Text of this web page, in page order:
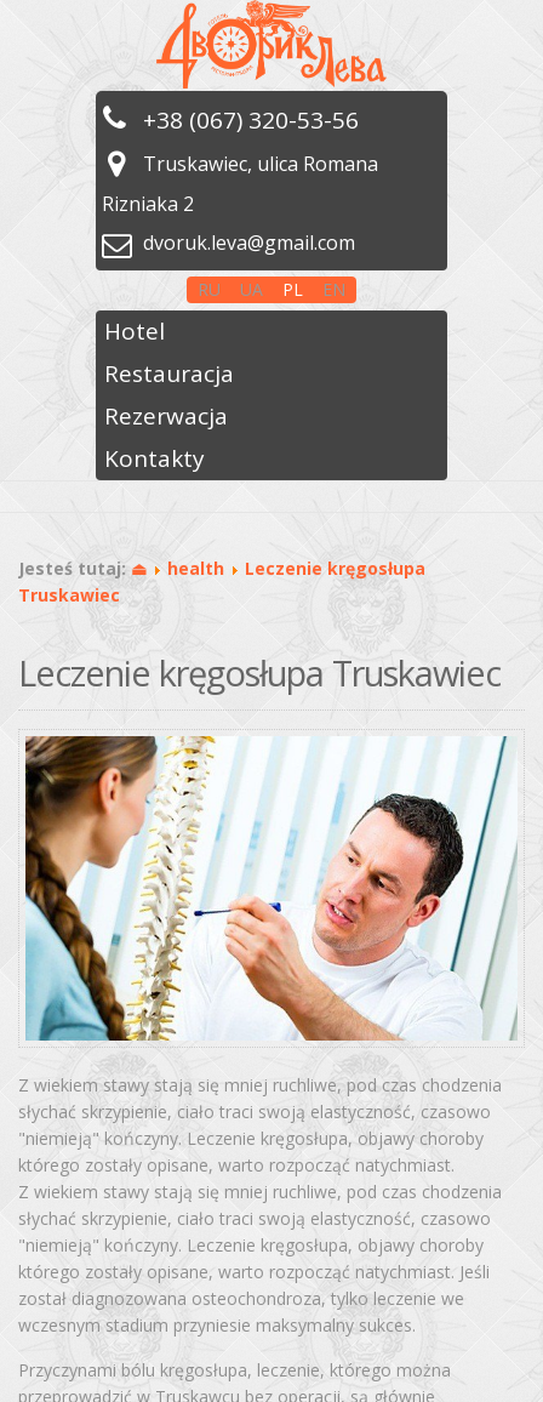
+38 (067) 320-53-56
Truskawiec, ulica Romana
Rizniaka 2
dvoruk.leva@gmail.com
RU UA PL EN
Hotel
Restauracja
Rezerwacja
Kontakty
Jesteś tutaj: ⏏ health
Leczenie kręgosłupa
Truskawiec
Leczenie kręgosłupa Truskawiec
Z wiekiem stawy stają się mniej ruchliwe, pod czas chodzenia
słychać skrzypienie, ciało traci swoją elastyczność, czasowo
"niemieją" kończyny. Leczenie kręgosłupa, objawy choroby
którego zostały opisane, warto rozpocząć natychmiast.
Z wiekiem stawy stają się mniej ruchliwe, pod czas chodzenia
słychać skrzypienie, ciało traci swoją elastyczność, czasowo
"niemieją" kończyny. Leczenie kręgosłupa, objawy choroby
którego zostały opisane, warto rozpocząć natychmiast. Jeśli
został diagnozowana osteochondroza, tylko leczenie we
wczesnym stadium przyniesie maksymalny sukces.
Przyczynami bólu kręgosłupa, leczenie, którego można
przeprowadzić w Truskawcu bez operacji, są głównie